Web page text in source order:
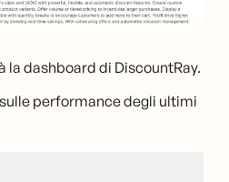
la dashboard di DiscountRay.
performance degli ultimi